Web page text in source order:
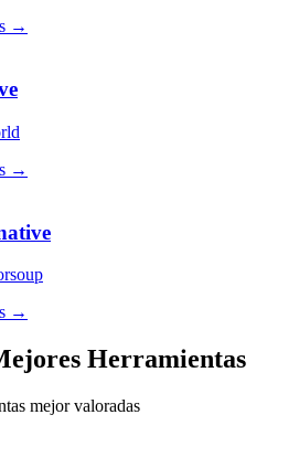
→
→
→
Herramientas
mejor valoradas